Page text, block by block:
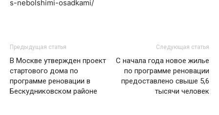
s-nebolshimi-osadkami/
Предыдущая статья
В Москве утвержден проект
стартового дома по
программе реновации в
Бескудниковском районе
Следующая статья
С начала года новое жилье
по программе реновации
предоставлено свыше 5,6
тысячи человек